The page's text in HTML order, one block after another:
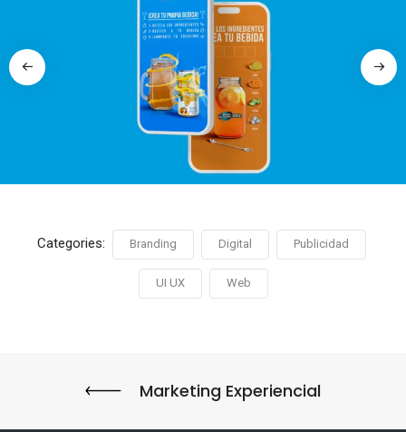
Categories: Branding Digital Publicidad
UI UX Web
Marketing Experiencial